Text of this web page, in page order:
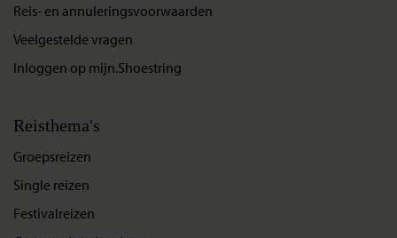
Reis- en annuleringsvoorwaarden
Veelgestelde vragen
Inloggen op mijn.Shoestring
Reisthema's
Groepsreizen
Single reizen
Festivalreizen